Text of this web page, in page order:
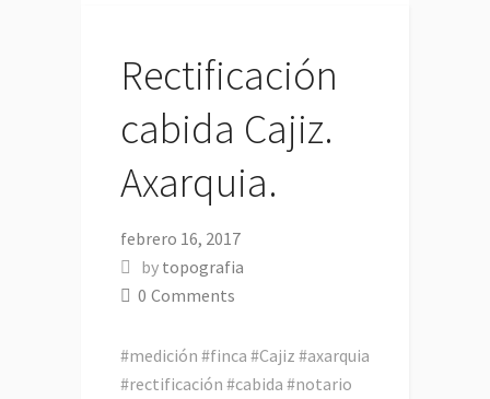
Rectificación
cabida Cajiz.
Axarquia.
febrero 16, 2017
by topografia
0 Comments
‪#medición #finca #Cajiz #axarquia
#rectificación #cabida #notario